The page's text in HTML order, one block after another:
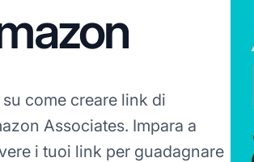
come creare link di
Associates. Impara a
i tuoi link per guadagnare